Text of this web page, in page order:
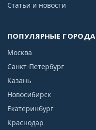
Статьи и новости
ПОПУЛЯРНЫЕ ГОРОДА
Москва
Санкт-Петербург
Казань
Новосибирск
Екатеринбург
Краснодар